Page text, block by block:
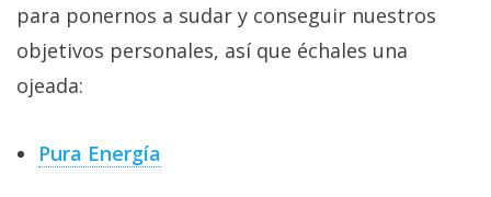
comparativas,
trucos y
tutoriales.
(CC) 2006-
2026.Algunos
para ponernos a sudar y conseguir nuestros
objetivos personales, así que échales una
ojeada:
Pura Energía